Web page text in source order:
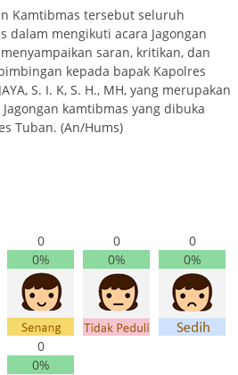
Kamtibmas tersebut seluruh
dalam mengikuti acara Jagongan
saran, kritikan, dan
kepada bapak Kapolres
S. I. K, S. H., MH, yang merupakan
kamtibmas yang dibuka
Tuban. (An/Hums)
0
0%
0
0%
0
0%
0
0%